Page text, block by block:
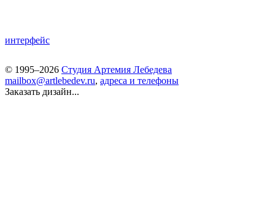
интерфейс
© 1995–2026 Студия Артемия Лебедева
mailbox@artlebedev.ru, адреса и телефоны
Заказать дизайн...